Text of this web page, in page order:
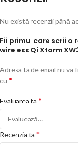
Nu există recenzii până
Fii primul care scrii o
wireless Qi Xtorm
Adresa ta de email nu va
cu *
Evaluarea ta *
Recenzia ta *